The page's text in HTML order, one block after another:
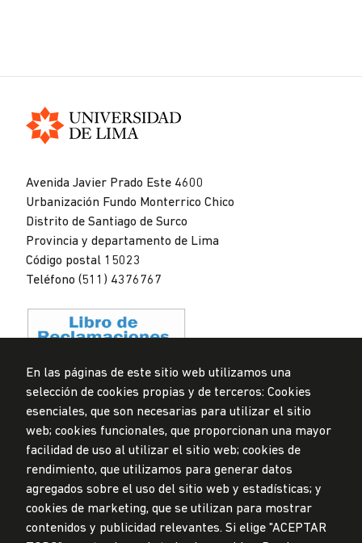
Avenida Javier Prado Este 4600
Urbanización Fundo Monterrico Chico
Distrito de Santiago de Surco
Provincia y departamento de Lima
Código postal 15023
Teléfono (511) 4376767
Privacidad de datos personales
Mesa de partes
© Universidad de Lima, 2024
Todos los derechos reservados
Diseñado porPartners
En las páginas de este sitio web utilizamos una
selección de cookies propias y de terceros: Cookies
esenciales, que son necesarias para utilizar el sitio
web; cookies funcionales, que proporcionan una mayor
facilidad de uso al utilizar el sitio web; cookies de
rendimiento, que utilizamos para generar datos
agregados sobre el uso del sitio web y estadísticas; y
cookies de marketing, que se utilizan para mostrar
contenidos y publicidad relevantes. Si elige "ACEPTAR